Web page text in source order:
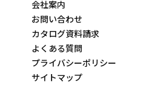
会社案内
お問い合わせ
カタログ資料請求
よくある質問
プライバシーポリシー
サイトマップ